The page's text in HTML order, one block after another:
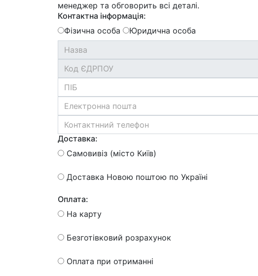
менеджер та обговорить всі деталі.
Контактна інформація:
Фізична особа
Юридична особа
Доставка:
Самовивіз (місто Київ)
Доставка Новою поштою по Україні
Оплата:
На карту
Безготівковий розрахунок
Оплата при отриманні